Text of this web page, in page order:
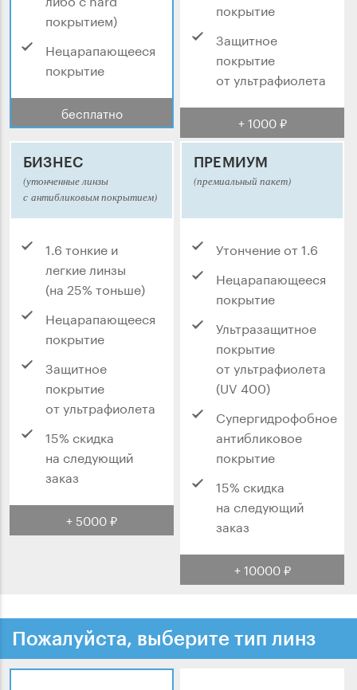
покрытием)
Нецарапающееся
покрытие
бесплатно
покрытие
Защитное
покрытие
от ультрафиолета
+ 1000 ₽
БИЗНЕС
(утонченные линзы
с антибликовым покрытием)
1.6 тонкие и
легкие линзы
(на 25% тоньше)
Нецарапающееся
покрытие
Защитное
покрытие
от ультрафиолета
15% скидка
на следующий
заказ
+ 5000 ₽
ПРЕМИУМ
(премиальный пакет)
Утончение от 1.6
Нецарапающееся
покрытие
Ультразащитное
покрытие
от ультрафиолета
(UV 400)
Супергидрофобное
антибликовое
покрытие
15% скидка
на следующий
заказ
+ 10000 ₽
Пожалуйста, выберите тип линз